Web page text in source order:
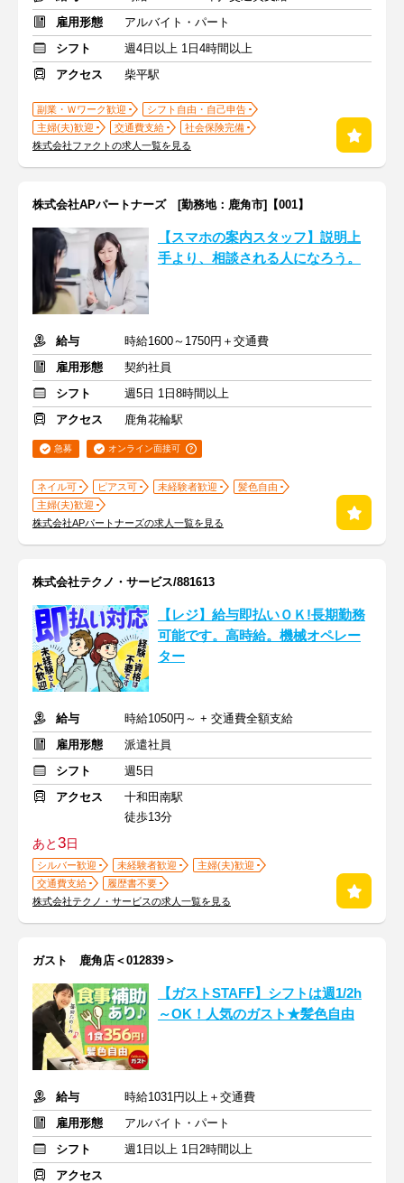
雇用形態
アルバイト・パート
シフト
週4日以上 1日4時間以上
アクセス
柴平駅
副業・Ｗワーク歓迎
シフト自由・自己申告
主婦(夫)歓迎
交通費支給
社会保険完備
株式会社ファクトの求人一覧を見る
株式会社APパートナーズ [勤務地：鹿角市]【001】
【スマホの案内スタッフ】説明上
手より、相談される人になろう。
給与
時給1600～1750円＋交通費
雇用形態
契約社員
シフト
週5日 1日8時間以上
アクセス
鹿角花輪駅
急募 オンライン面接可
ネイル可 ピアス可 未経験者歓迎
髪色自由
主婦(夫)歓迎
株式会社APパートナーズの求人一覧を見る
株式会社テクノ・サービス/881613
【レジ】給与即払いＯＫ!長期勤務
可能です。高時給。機械オペレー
ター
給与
時給1050円～ + 交通費全額支給
雇用形態
派遣社員
シフト
週5日
アクセス
十和田南駅
徒歩13分
あと3日
シルバー歓迎 未経験者歓迎
主婦(夫)歓迎
交通費支給
履歴書不要
株式会社テクノ・サービスの求人一覧を見る
ガスト 鹿角店＜012839＞
【ガストSTAFF】シフトは週1/2h
～OK！人気のガスト★髪色自由
給与
時給1031円以上＋交通費
雇用形態
アルバイト・パート
シフト
週1日以上 1日2時間以上
アクセス